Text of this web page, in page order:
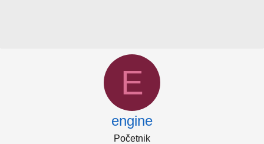
E
engine
Početnik